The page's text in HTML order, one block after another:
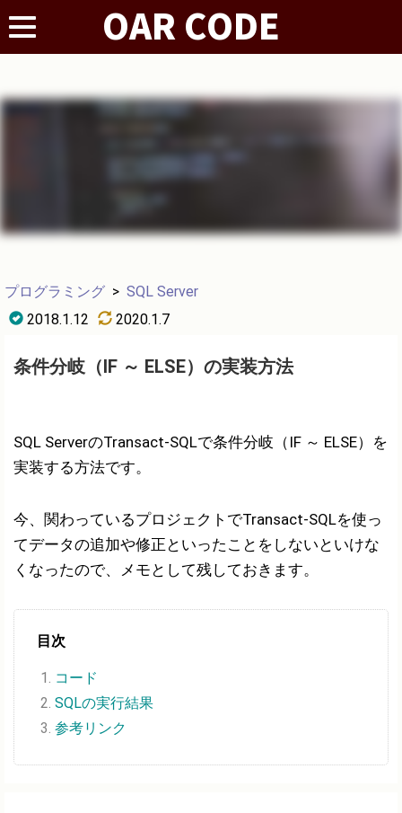
プログラミング > SQL Server
2018.1.12
2020.1.7
条件分岐（IF ～ ELSE）の実装方法
SQL ServerのTransact-SQLで条件分岐（IF ～ ELSE）を
実装する方法です。
今、関わっているプロジェクトでTransact-SQLを使っ
てデータの追加や修正といったことをしないといけな
くなったので、メモとして残しておきます。
目次
コード
SQLの実行結果
参考リンク